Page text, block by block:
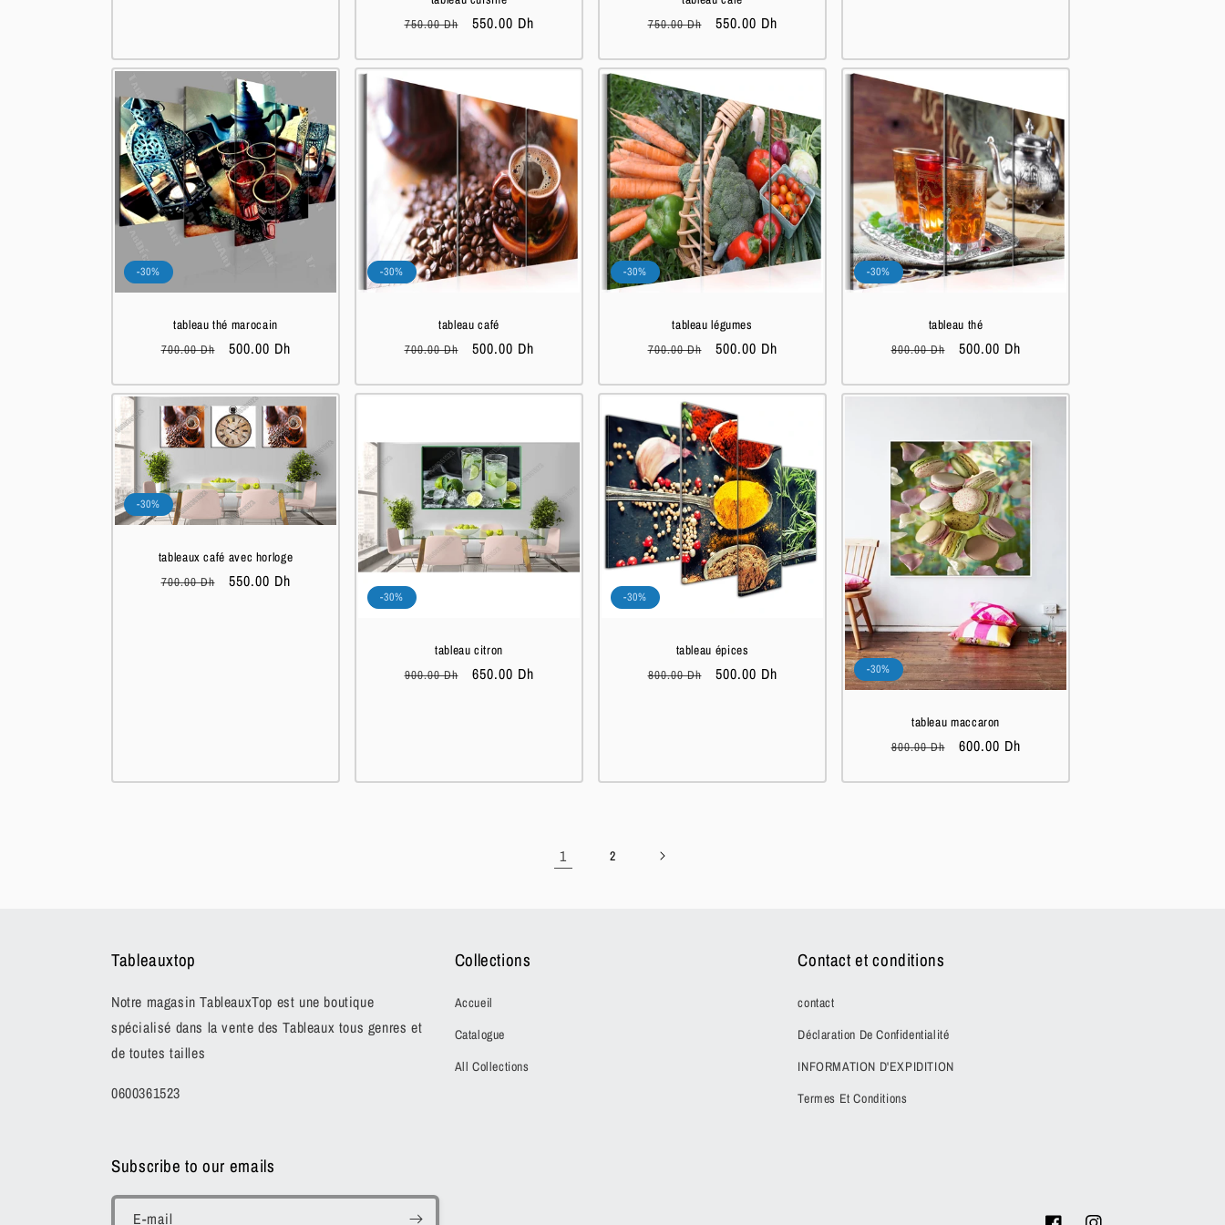
Prix
750.00 Dh
Prix
550.00 Dh
Prix
750.00 Dh
Prix
550.00 Dh
-30%
tableau thé marocain
Prix
700.00 Dh
Prix
500.00 Dh
-30%
tableau café
Prix
700.00 Dh
Prix
500.00 Dh
-30%
tableau légumes
Prix
700.00 Dh
Prix
500.00 Dh
-30%
tableau thé
Prix
800.00 Dh
Prix
500.00 Dh
-30%
tableaux café avec horloge
Prix
700.00 Dh
Prix
550.00 Dh
-30%
tableau citron
Prix
900.00 Dh
Prix
650.00 Dh
-30%
tableau épices
Prix
800.00 Dh
Prix
500.00 Dh -30%
tableau maccaron
Prix
800.00 Dh
Prix
600.00 Dh
1 2
Tableauxtop
Notre magasin TableauxTop est une boutique
spécialisé dans la vente des Tableaux tous genres et
de toutes tailles
0600361523
Collections
Accueil
Catalogue
All Collections
Contact et conditions
contact
Déclaration De Confidentialité
INFORMATION D'EXPIDITION
Termes Et Conditions
Subscribe to our emails
E-mail